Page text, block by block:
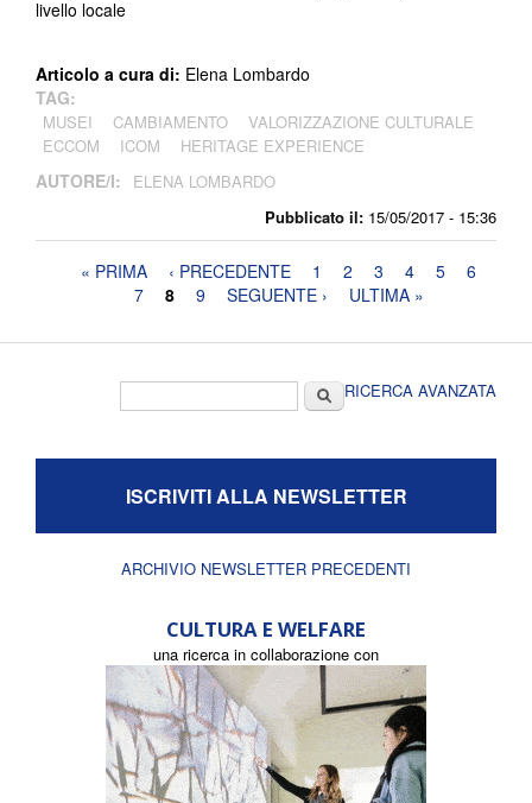
Pubblicato il: 15/05/2017 - 15:36
livello locale
Articolo a cura di: Elena Lombardo
TAG:
MUSEI CAMBIAMENTO
VALORIZZAZIONE CULTURALE
ECCOM
ICOM HERITAGE EXPERIENCE
AUTORE/I: ELENA LOMBARDO
Pagine« PRIMA ‹ PRECEDENTE 1 2 3 4 5
6
7
8 9 SEGUENTE › ULTIMA »
CercaRICERCA AVANZATA
ISCRIVITI ALLA NEWSLETTER
ARCHIVIO NEWSLETTER PRECEDENTI
CULTURA E WELFARE
una ricerca in collaborazione con